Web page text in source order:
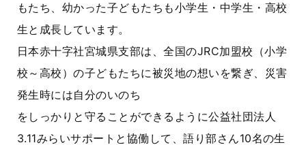
もたち、幼かった子どもたちも小学生・中学生・高校
生と成長しています。
日本赤十字社宮城県支部は、全国のJRC加盟校（小学
校～高校）の子どもたちに被災地の想いを繋ぎ、災害
発生時には自分のいのち
をしっかりと守ることができるように公益社団法人
3.11みらいサポートと協働して、語り部さん10名の生